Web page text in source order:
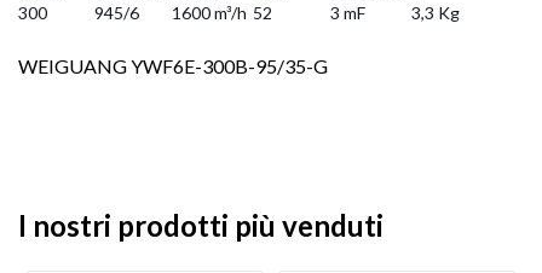
300
945/6 1600 m³/h 52 3 mF 3,3 Kg
WEIGUANG YWF6E-300B-95/35-G
I nostri prodotti più venduti